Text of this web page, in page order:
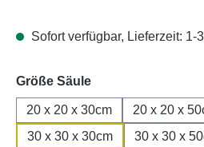
Sofort verfügbar, Lieferzeit: 1-
Größe Säuleauswählen
20 x 20 x 30cm 20 x 20 x
30 x 30 x 30cm
30 x 30 x